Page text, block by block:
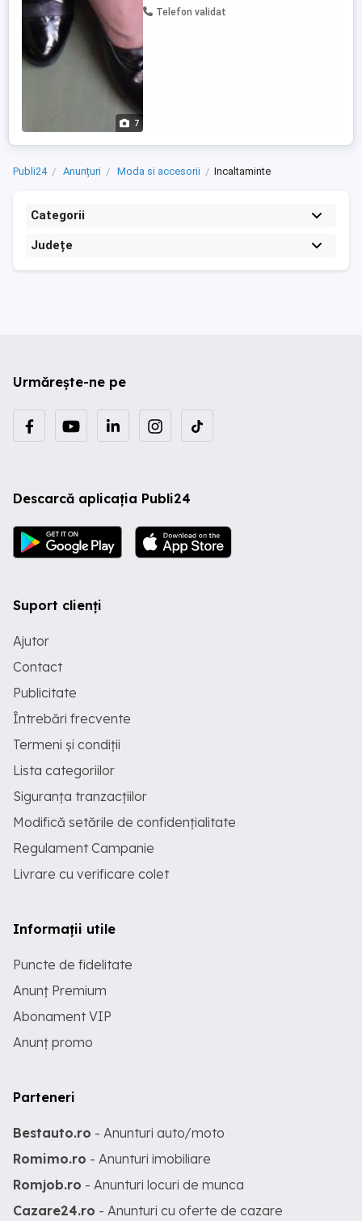
7
doar de 2 ori ( la 2 evenimente ) si arata
Telefon validat
Publi24 Anunțuri Moda si accesorii Incaltaminte
Categorii
Județe
Urmărește-ne pe
Descarcă aplicația Publi24
Suport clienți
Ajutor
Contact
Publicitate
Întrebări frecvente
Termeni și condiții
Lista categoriilor
Siguranța tranzacțiilor
Modifică setările de confidențialitate
Regulament Campanie
Livrare cu verificare colet
Informații utile
Puncte de fidelitate
Anunț Premium
Abonament VIP
Anunț promo
Parteneri
Bestauto.ro - Anunturi auto/moto
Romimo.ro - Anunturi imobiliare
Romjob.ro - Anunturi locuri de munca
Cazare24.ro - Anunturi cu oferte de cazare